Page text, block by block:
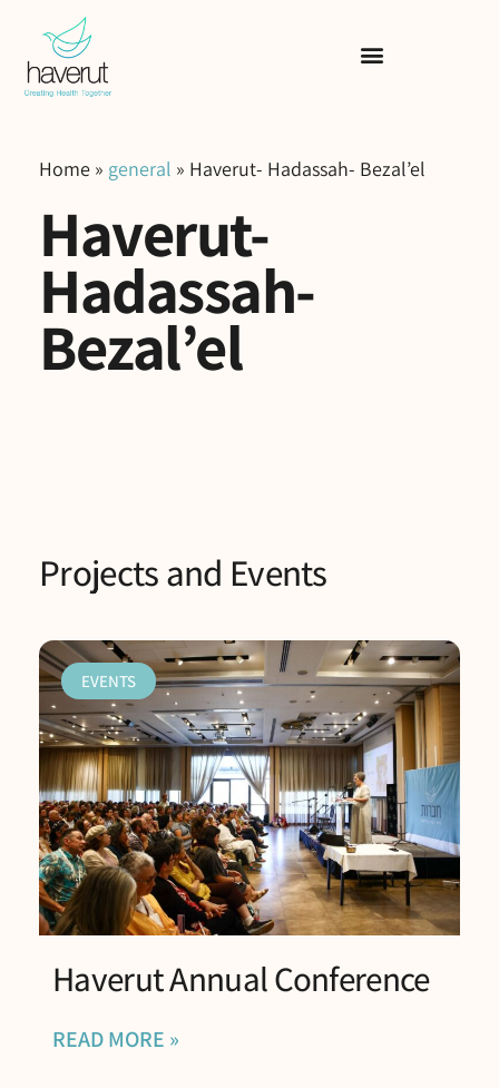
Home » general » Haverut- Hadassah- Bezal’el
Haverut-
Hadassah-
Bezal’el
Projects and Events
EVENTS
Haverut Annual Conference
READ MORE »